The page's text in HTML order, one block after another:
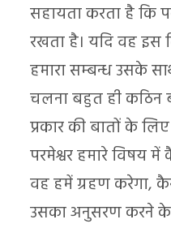
सहायता करता है कि
रखता है। यदि वह इस
हमारा सम्बन्ध उसके
चलना बहुत ही कठिन
प्रकार की बातों के
परमेश्वर हमारे विषय
वह हमें ग्रहण करेगा,
उसका अनुसरण करने के